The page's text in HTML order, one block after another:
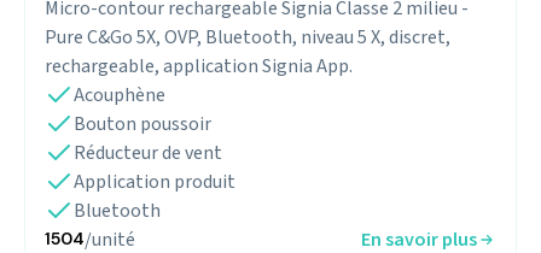
Micro-contour rechargeable Signia Classe 2 milieu -
Pure C&Go 5X, OVP, Bluetooth, niveau 5 X, discret,
rechargeable, application Signia App.
Acouphène
Bouton poussoir
Réducteur de vent
Application produit
Bluetooth
1504/unité En savoir plus